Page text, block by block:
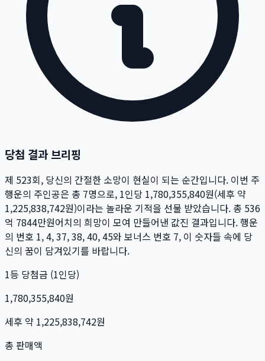
당첨 결과 브리핑
제 523회, 당신의 간절한 소망이 현실이 되는 순간입니다. 이번 주
행운의 주인공은 총 7명으로, 1인당 1,780,355,840원(세후 약
1,225,838,742원)이라는 놀라운 기적을 선물 받았습니다. 총 536
억 7844만원어치의 희망이 모여 만들어낸 값진 결과입니다. 행운
의 번호 1, 4, 37, 38, 40, 45와 보너스 번호 7, 이 숫자들 속에 당
신의 꿈이 담겨있기를 바랍니다.
1등 당첨금 (1인당)
1,780,355,840원
세후 약 1,225,838,742원
총 판매액